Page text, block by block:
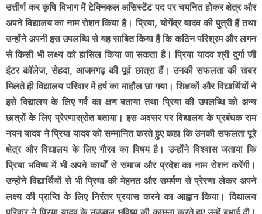
उत्तीर्ण कर कृषि विभाग में टेक्निकल असिस्टेंट पद पर चयनित होकर क्षेत्र और
अपने विद्यालय का नाम रोशन किया है। प्रिया, योगेंद्र यादव की पुत्री हैं तथा
उन्होंने अपनी इस उपलब्धि से यह साबित किया है कि कठिन परिश्रम और लगन
से किसी भी लक्ष्य को हासिल किया जा सकता है। प्रिया यादव श्री दुर्गा जी
इंटर कॉलेज, सेहदा, आजमगढ़ की पूर्व छात्रा हैं। उनकी सफलता की खबर
मिलते ही विद्यालय परिवार में हर्ष का माहौल छा गया। शिक्षकों और विद्यार्थियों ने
इसे विद्यालय के लिए गर्व का क्षण बताया तथा प्रिया की उपलब्धि को अन्य
छात्रों के लिए प्रेरणास्रोत बताया। इस अवसर पर विद्यालय के प्रबंधक राम
नयन यादव ने प्रिया यादव को सम्मानित करते हुए कहा कि उनकी सफलता पूरे
क्षेत्र और विद्यालय के लिए गौरव का विषय है। उन्होंने विश्वास जताया कि
प्रिया भविष्य में भी अपने कार्यों से समाज और प्रदेश का नाम रोशन करेंगी।
उन्होंने विद्यार्थियों से भी प्रिया की मेहनत और समर्पण से प्रेरणा लेकर अपने
लक्ष्य की प्राप्ति के लिए निरंतर प्रयास करने का आह्वान किया। विद्यालय